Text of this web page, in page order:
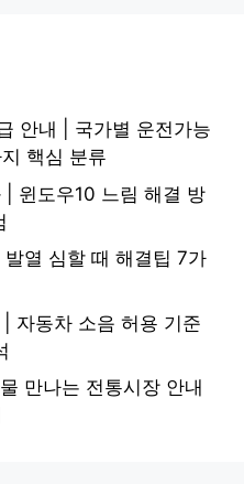
안내 | 국가별 운전가능
핵심 분류
| 윈도우10 느림 해결 방
열 심할 때 해결팁 7가
자동차 소음 허용 기준
만나는 전통시장 안내